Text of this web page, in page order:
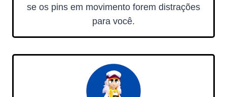
se os pins em movimento forem distrações
para você.